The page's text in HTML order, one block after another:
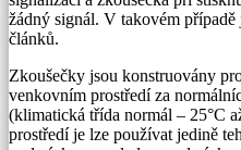
žádný signál. V takovém případě
článků.
Zkoušečky jsou konstruovány
venkovním prostředí za
(klimatická třída normál – 25°C
prostředí je lze používat jedině